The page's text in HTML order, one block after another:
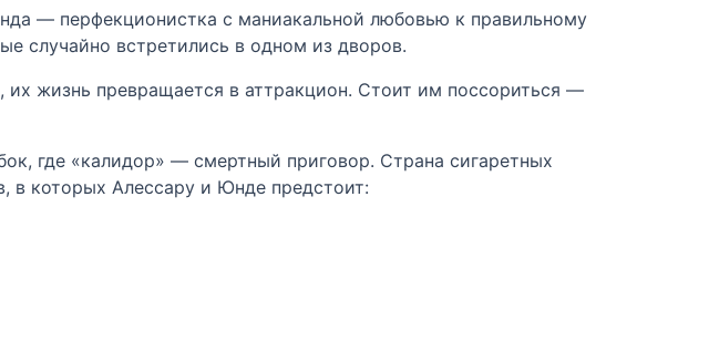
— перфекционистка с маниакальной любовью к правильному
случайно встретились в одном из дворов.
жизнь превращается в аттракцион. Стоит им поссориться —
где «калидор» — смертный приговор. Страна сигаретных
в которых Алессару и Юнде предстоит: